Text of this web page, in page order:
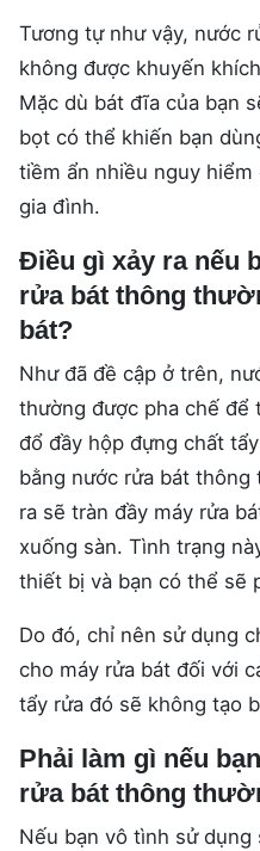
Tương tự như vậy, nước
không được khuyến
Mặc dù bát đĩa của bạn
bọt có thể khiến bạn
tiềm ẩn nhiều nguy
gia đình.
Điều gì xảy ra nếu
rửa bát thông
bát?
Như đã đề cập ở trên,
thường được pha chế để
đổ đầy hộp đựng chất
bằng nước rửa bát
ra sẽ tràn đầy máy rửa
xuống sàn. Tình trạng
thiết bị và bạn có thể sẽ
Do đó, chỉ nên sử dụng
cho máy rửa bát đối với
tẩy rửa đó sẽ không tạo
Phải làm gì nếu
rửa bát thông
Nếu bạn vô tình sử dụng